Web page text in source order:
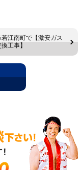
若江南町で【激安ガス
工事】